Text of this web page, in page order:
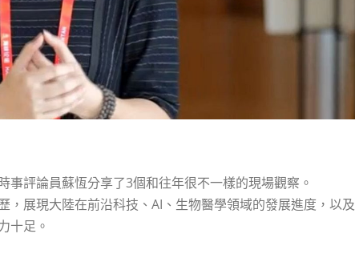
事評論員蘇恆分享了3個和往年很不一樣的現場觀察。
展現大陸在前沿科技、AI、生物醫學領域的發展進度，以及
十足。